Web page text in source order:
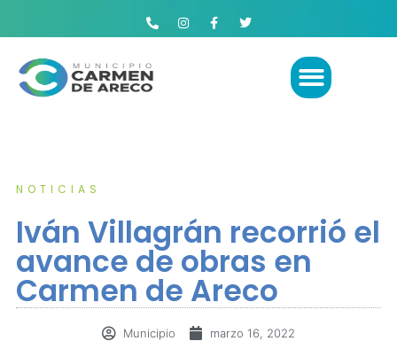
NOTICIAS
Iván Villagrán recorrió el
avance de obras en
Carmen de Areco
Municipio marzo 16, 2022